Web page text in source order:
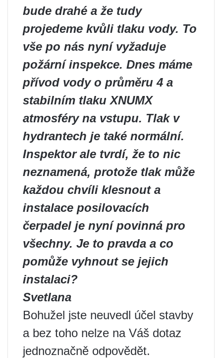
bude drahé a že tudy
projedeme kvůli tlaku vody. To
vše po nás nyní vyžaduje
požární inspekce. Dnes máme
přívod vody o průměru 4 a
stabilním tlaku XNUMX
atmosféry na vstupu. Tlak v
hydrantech je také normální.
Inspektor ale tvrdí, že to nic
neznamená, protože tlak může
každou chvíli klesnout a
instalace posilovacích
čerpadel je nyní povinná pro
všechny. Je to pravda a co
pomůže vyhnout se jejich
instalaci?
Svetlana
Bohužel jste neuvedl účel stavby
a bez toho nelze na Váš dotaz
jednoznačně odpovědět.